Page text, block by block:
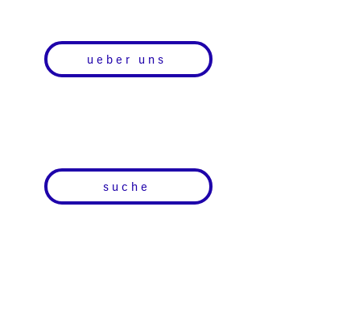
ueber uns
suche